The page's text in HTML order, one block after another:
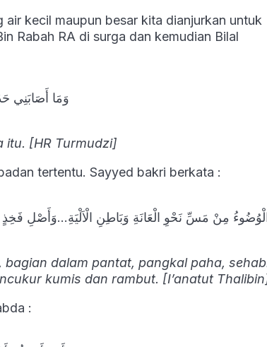
kecil maupun besar kita dianjurkan untuk
Rabah RA di surga dan kemudian Bilal
وَمَا أَصَابَنِي
itu. [HR Turmudzi]
tertentu. Sayyed bakri berkata :
مِنْ مَسِّ نَحْوِ الْعَانَةِ وَبَاطِنِ
dalam pantat, pangkal paha,
kumis dan rambut. [I’anatut
: